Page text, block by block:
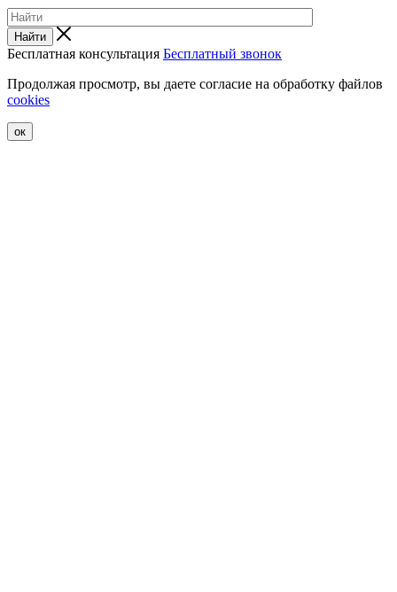
Найти
Бесплатная консультация Бесплатный звонок
Продолжая просмотр, вы даете согласие на обработку файлов
cookies
ок